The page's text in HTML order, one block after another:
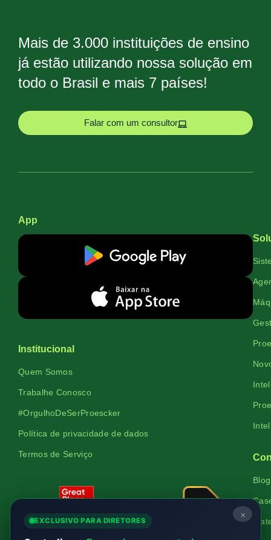
Mais de 3.000 instituições de ensino
já estão utilizando nossa solução em
todo o Brasil e mais 7 países!
Falar com um consultor
App
Institucional
Quem Somos
Trabalhe Conosco
#OrgulhoDeSerProescker
Política de privacidade de dados
Termos de Serviço
Blog
×
EXCLUSIVO PARA DIRETORES